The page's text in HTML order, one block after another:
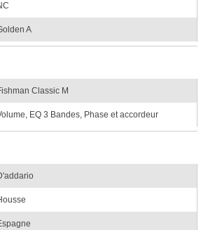
A
Classic M
EQ 3 Bandes, Phase et accordeur